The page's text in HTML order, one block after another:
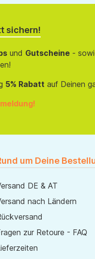
sichern!
und Gutscheine-
5% Rabatt auf Deinen
um Deine
DE & AT
nach Ländern
zur Retoure - FAQ